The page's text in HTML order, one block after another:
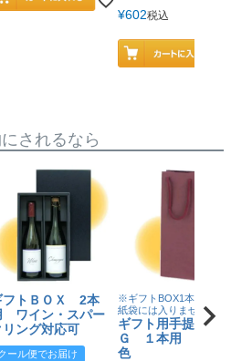
¥602税込
されるなら
フトＢＯＸ 2本
ワイン・スパー
リング対応可
ール便でお届け
※ギフトBOX1本用はこ
紙袋には入りません
ギフト用手提げＢ
Ｇ １本用 エン
色